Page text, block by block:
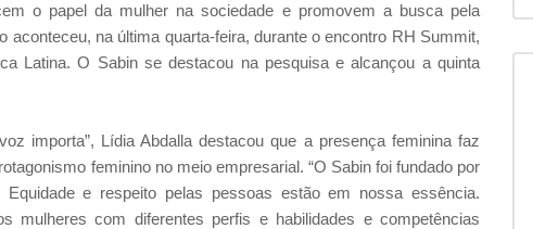
o papel da mulher na sociedade e promovem a busca pela
aconteceu, na última quarta-feira, durante o encontro RH Summit,
Latina. O Sabin se destacou na pesquisa e alcançou a quinta
importa”, Lídia Abdalla destacou que a presença feminina faz
feminino no meio empresarial. “O Sabin foi fundado por
e respeito pelas pessoas estão em nossa essência.
mulheres com diferentes perfis e habilidades e competências